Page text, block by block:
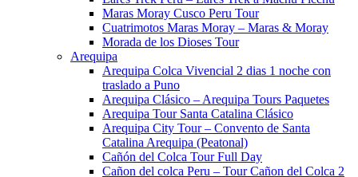
Maras Moray Cusco Peru Tour
Cuatrimotos Maras Moray – Maras & Moray
Morada de los Dioses Tour
Arequipa
Arequipa Colca Vivencial 2 dias 1 noche con
traslado a Puno
Arequipa Clásico – Arequipa Tours Paquetes​
Arequipa Tour Santa Catalina Clásico
Arequipa City Tour – Convento de Santa
Catalina Arequipa (Peatonal)
Cañón del Colca Tour Full Day
Cañon del colca Peru – Tour Cañon del Colca 2